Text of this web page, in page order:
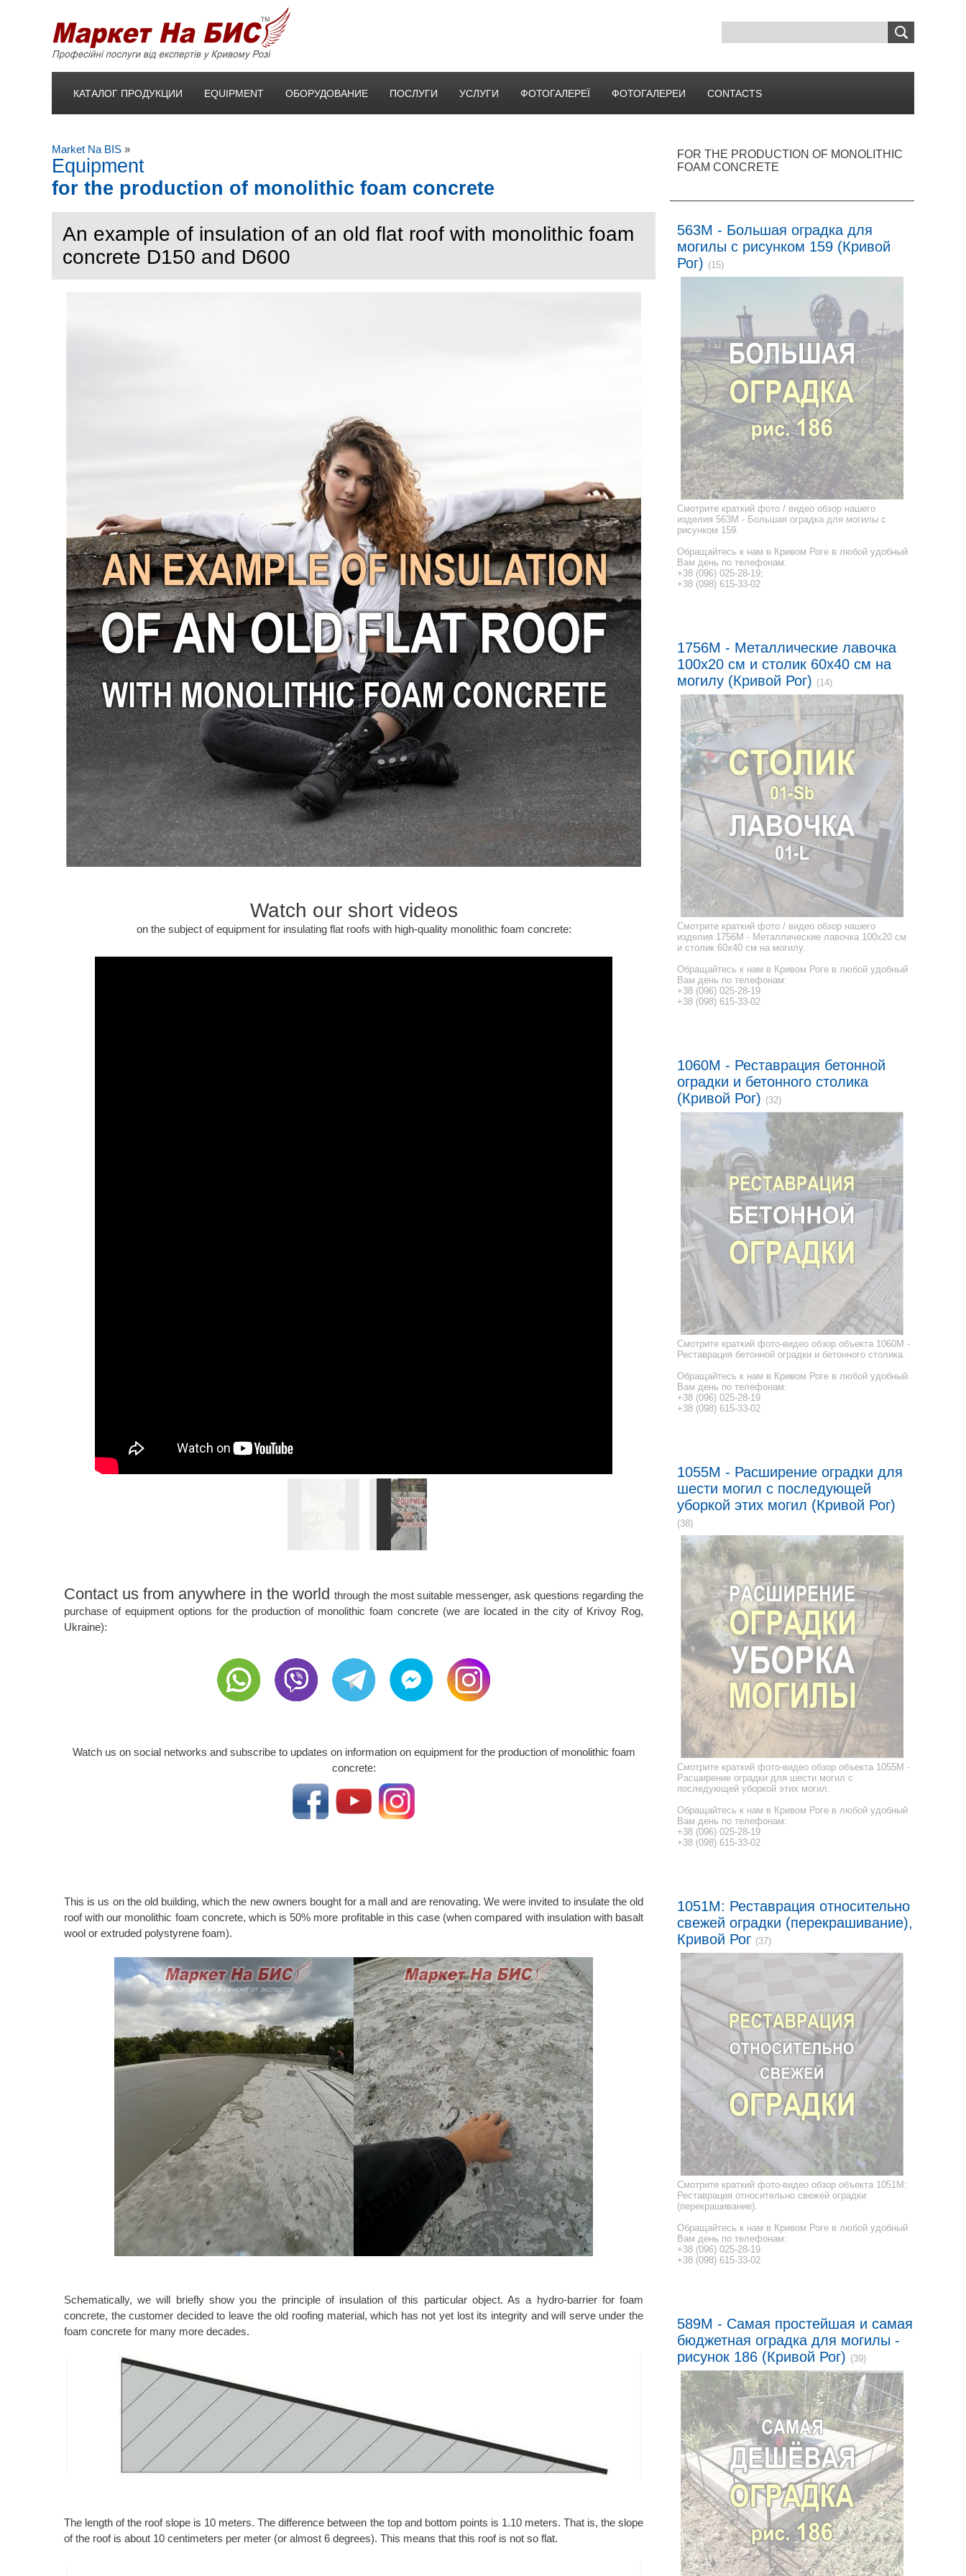
КАТАЛОГ ПРОДУКЦИИ EQUIPMENT ОБОРУДОВАНИЕ ПОСЛУГИ УСЛУГИ ФОТОГАЛЕРЕЇ ФОТОГАЛЕРЕИ CONTACTS
Market Na BIS »
Equipment
for the production of monolithic foam concrete
An example of insulation of an old flat roof with monolithic foam
concrete D150 and D600
Watch our short videos
on the subject of equipment for insulating flat roofs with high-quality monolithic foam concrete:
Contact us from anywhere in the worldthrough the most suitable messenger, ask questions regarding the
purchase of equipment options for the production of monolithic foam concrete (we are located in the city of Krivoy Rog,
Ukraine):
Watch us on social networks and subscribe to updates on information on equipment for the production of monolithic foam
concrete:
This is us on the old building, which the new owners bought for a mall and are renovating. We were invited to insulate the old
roof with our monolithic foam concrete, which is 50% more profitable in this case (when compared with insulation with basalt
wool or extruded polystyrene foam).
Schematically, we will briefly show you the principle of insulation of this particular object. As a hydro-barrier for foam
concrete, the customer decided to leave the old roofing material, which has not yet lost its integrity and will serve under the
foam concrete for many more decades.
The length of the roof slope is 10 meters. The difference between the top and bottom points is 1.10 meters. That is, the slope
of the roof is about 10 centimeters per meter (or almost 6 degrees). This means that this roof is not so flat.
FOR THE PRODUCTION OF MONOLITHIC
FOAM CONCRETE
563M - Большая оградка для
могилы с рисунком 159 (Кривой
Рог) (15)
Смотрите краткий фото / видео обзор нашего
изделия 563M - Большая оградка для могилы с
рисунком 159.
Обращайтесь к нам в Кривом Роге в любой удобный
Вам день по телефонам:
+38 (096) 025-28-19;
+38 (098) 615-33-02
1756M - Металлические лавочка
100x20 см и столик 60x40 см на
могилу (Кривой Рог) (14)
Смотрите краткий фото / видео обзор нашего
изделия 1756M - Металлические лавочка 100x20 см
и столик 60x40 см на могилу.
Обращайтесь к нам в Кривом Роге в любой удобный
Вам день по телефонам:
+38 (096) 025-28-19
+38 (098) 615-33-02
1060M - Реставрация бетонной
оградки и бетонного столика
(Кривой Рог) (32)
Смотрите краткий фото-видео обзор объекта 1060M -
Реставрация бетонной оградки и бетонного столика.
Обращайтесь к нам в Кривом Роге в любой удобный
Вам день по телефонам:
+38 (096) 025-28-19
+38 (098) 615-33-02
1055M - Расширение оградки для
шести могил с последующей
уборкой этих могил (Кривой Рог)
(38)
Смотрите краткий фото-видео обзор объекта 1055M -
Расширение оградки для шести могил с
последующей уборкой этих могил.
Обращайтесь к нам в Кривом Роге в любой удобный
Вам день по телефонам:
+38 (096) 025-28-19
+38 (098) 615-33-02
1051M: Реставрация относительно
свежей оградки (перекрашивание),
Кривой Рог (37)
Смотрите краткий фото-видео обзор объекта 1051M:
Реставрация относительно свежей оградки
(перекрашивание).
Обращайтесь к нам в Кривом Роге в любой удобный
Вам день по телефонам:
+38 (096) 025-28-19
+38 (098) 615-33-02
589M - Самая простейшая и самая
бюджетная оградка для могилы -
рисунок 186 (Кривой Рог) (39)